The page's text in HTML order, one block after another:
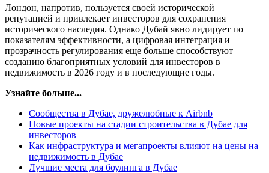
Лондон, напротив, пользуется своей исторической
репутацией и привлекает инвесторов для сохранения
исторического наследия. Однако Дубай явно лидирует по
показателям эффективности, а цифровая интеграция и
прозрачность регулирования еще больше способствуют
созданию благоприятных условий для инвесторов в
недвижимость в 2026 году и в последующие годы.
Узнайте больше...
Сообщества в Дубае, дружелюбные к Airbnb
Новые проекты на стадии строительства в Дубае для
инвесторов
Как инфраструктура и мегапроекты влияют на цены на
недвижимость в Дубае
Лучшие места для боулинга в Дубае